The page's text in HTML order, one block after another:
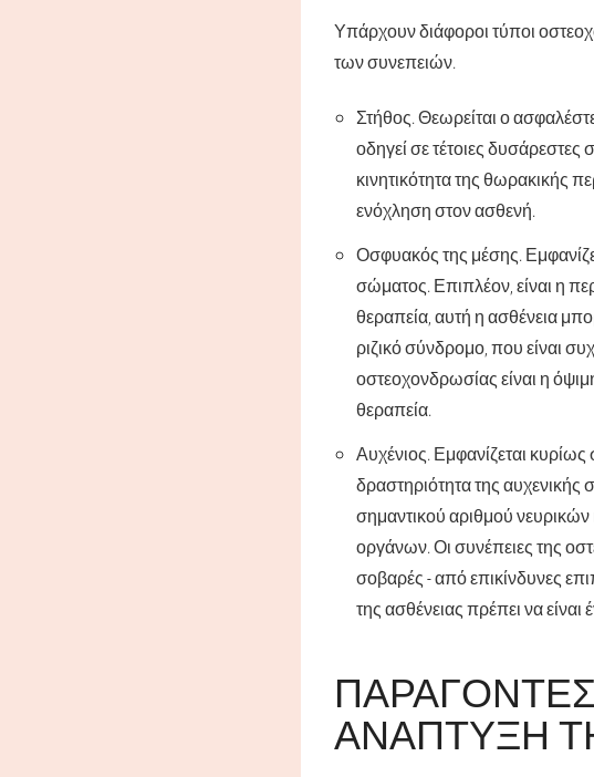
Υπάρχουν διάφοροι τύποι
των συνεπειών.
Στήθος. Θεωρείται ο
οδηγεί σε τέτοιες
κινητικότητα της θωρακικής
ενόχληση στον ασθενή.
Οσφυακός της μέσης.
σώματος. Επιπλέον, είναι η
θεραπεία, αυτή η ασθένεια
ριζικό σύνδρομο, που είναι
οστεοχονδρωσίας είναι η
θεραπεία.
Αυχένιος. Εμφανίζεται
δραστηριότητα της
σημαντικού αριθμού
οργάνων. Οι συνέπειες της
σοβαρές - από επικίνδυνες
της ασθένειας πρέπει να είναι
ΑΝΆΠΤΥΞΗ